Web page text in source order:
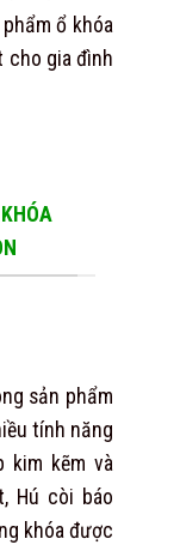
ổ khóa
cho gia đình
sản phẩm
tính năng
kim kẽm và
Hú còi báo
khóa được